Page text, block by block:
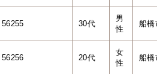
56255 30代
男
性
船橋市
56256 20代
女
性
船橋市